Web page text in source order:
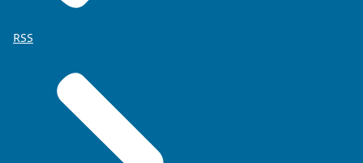
RSS